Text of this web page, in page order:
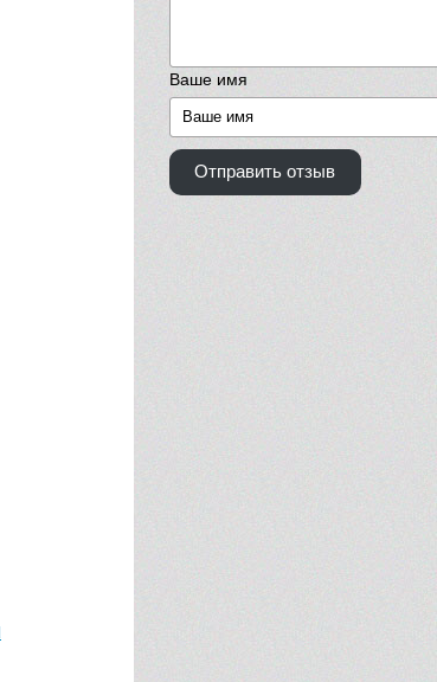
Ваше имя
Отправить отзыв